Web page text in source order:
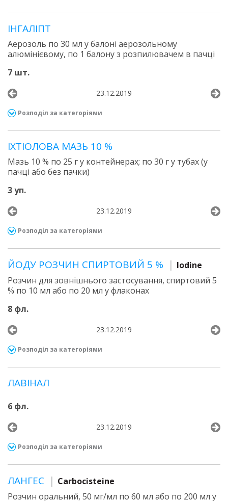
ІНГАЛІПТ
Аерозоль по 30 мл у балоні аерозольному
алюмінієвому, по 1 балону з розпилювачем в пачці
7 шт.
23.12.2019
Розподіл за категоріями
ІХТІОЛОВА МАЗЬ 10 %
Мазь 10 % по 25 г у контейнерах; по 30 г у тубах (у
пачці або без пачки)
3 уп.
23.12.2019
Розподіл за категоріями
ЙОДУ РОЗЧИН СПИРТОВИЙ 5 %
Iodine
Розчин для зовнішнього застосування, спиртовий 5
% по 10 мл або по 20 мл у флаконах
8 фл.
23.12.2019
Розподіл за категоріями
ЛАВІНАЛ
6 фл.
23.12.2019
Розподіл за категоріями
ЛАНГЕС
Carbocisteine
Розчин оральний, 50 мг/мл по 60 мл або по 200 мл у